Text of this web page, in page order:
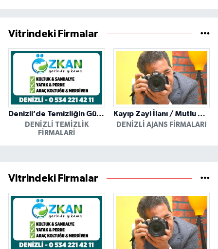
Vitrindeki Firmalar
Denizli’de Temizliğin Güvenilir Adresi: Özkan Yerinde Yıkama
DENIZLI TEMIZLIK
FIRMALARI
Kayıp Zayi İlanı / Mutlu Ajans / Denizli
DENIZLI AJANS FIRMALARI
Vitrindeki Firmalar